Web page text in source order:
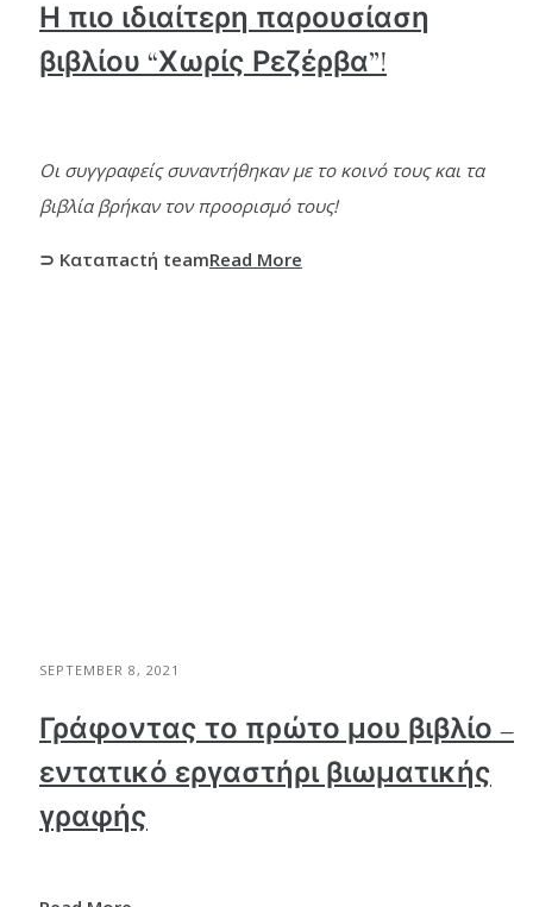
Η πιο ιδιαίτερη παρουσίαση
βιβλίου “Χωρίς Ρεζέρβα”!
Οι συγγραφείς συναντήθηκαν με το κοινό τους και τα
βιβλία βρήκαν τον προορισμό τους!
⊃ Καταπactή teamRead More
SEPTEMBER 8, 2021
Γράφοντας το πρώτο μου βιβλίο –
εντατικό εργαστήρι βιωματικής
γραφής